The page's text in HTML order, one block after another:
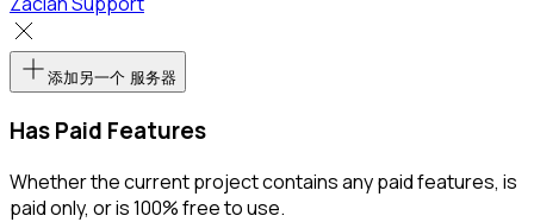
添加另一个 服务器
Has Paid Features
Whether the current project contains any paid features, is
paid only, or is 100% free to use.